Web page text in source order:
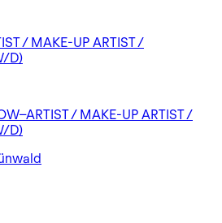
/ MAKE-UP ARTIST /
D)
/ MAKE-UP ARTIST /
D)